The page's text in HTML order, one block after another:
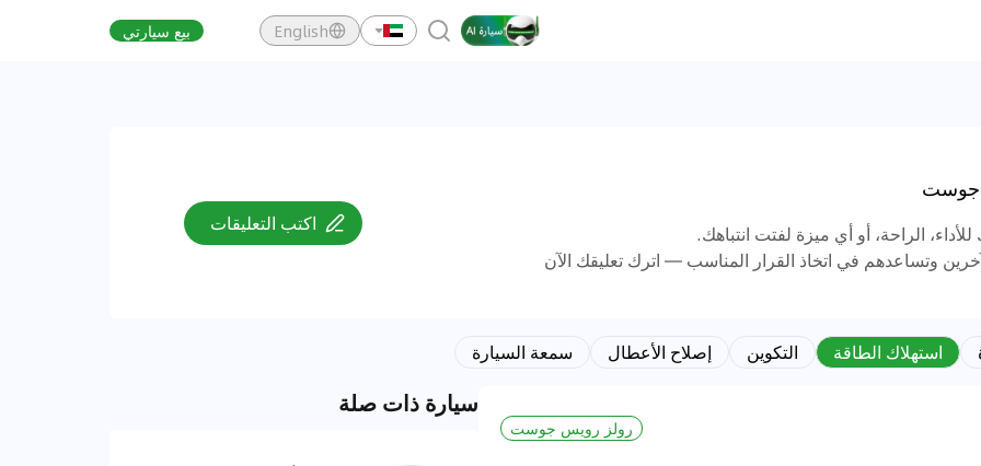
English بيع سيارتي
جوست
الراحة، أو أي ميزة لفتت انتباهك.
وتساعدهم في اتخاذ القرار المناسب — اترك تعليقك الآن
اكتب التعليقات
استهلاك الطاقة التكوين إصلاح الأعطال سمعة السيارة
رولز رويس جوست
سيارة ذات صلة